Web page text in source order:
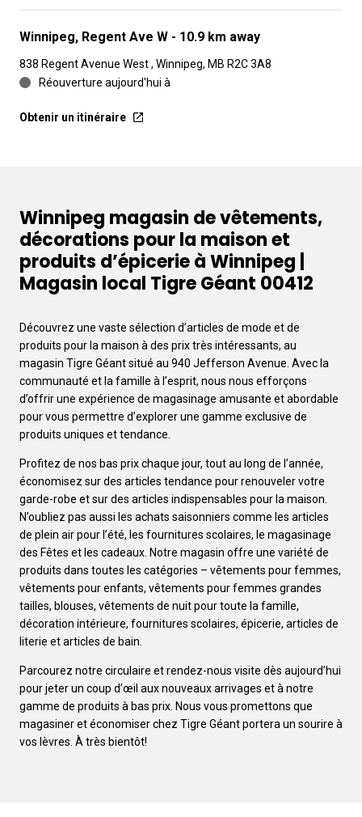
Winnipeg, Regent Ave W - 10.9 km away
838 Regent Avenue West , Winnipeg, MB R2C 3A8
Réouverture aujourd'hui à
Obtenir un itinéraire
Winnipeg magasin de vêtements,
décorations pour la maison et
produits d’épicerie à Winnipeg |
Magasin local Tigre Géant 00412
Découvrez une vaste sélection d’articles de mode et de
produits pour la maison à des prix très intéressants, au
magasin Tigre Géant situé au 940 Jefferson Avenue. Avec la
communauté et la famille à l’esprit, nous nous efforçons
d’offrir une expérience de magasinage amusante et abordable
pour vous permettre d’explorer une gamme exclusive de
produits uniques et tendance.
Profitez de nos bas prix chaque jour, tout au long de l’année,
économisez sur des articles tendance pour renouveler votre
garde-robe et sur des articles indispensables pour la maison.
N’oubliez pas aussi les achats saisonniers comme les articles
de plein air pour l’été, les fournitures scolaires, le magasinage
des Fêtes et les cadeaux. Notre magasin offre une variété de
produits dans toutes les catégories – vêtements pour femmes,
vêtements pour enfants, vêtements pour femmes grandes
tailles, blouses, vêtements de nuit pour toute la famille,
décoration intérieure, fournitures scolaires, épicerie, articles de
literie et articles de bain.
Parcourez notre circulaire et rendez-nous visite dès aujourd’hui
pour jeter un coup d’œil aux nouveaux arrivages et à notre
gamme de produits à bas prix. Nous vous promettons que
magasiner et économiser chez Tigre Géant portera un sourire à
vos lèvres. À très bientôt!